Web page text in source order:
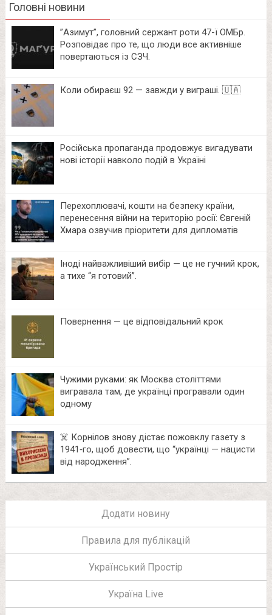
Головні новини
⁨”Азимут”, головний сержант роти 47-ї ОМБр.
Розповідає про те, що люди все активніше
повертаються із СЗЧ.
Коли обираєш 92 — завжди у виграші. 🇺🇦
Російська пропаганда продовжує вигадувати
нові історії навколо подій в Україні
Перехоплювачі, кошти на безпеку країни,
перенесення війни на територію росії: Євгеній
Хмара озвучив пріоритети для дипломатів
Іноді найважливіший вибір — це не гучний крок,
а тихе “я готовий”.
Повернення — це відповідальний крок
Чужими руками: як Москва століттями
вигравала там, де українці програвали один
одному
☠️ Корнілов знову дістає пожовклу газету з
1941‑го, щоб довести, що “українці — нацисти
від народження”.
Додати новину
Правила для публікацій
Український Простір
Україна Live